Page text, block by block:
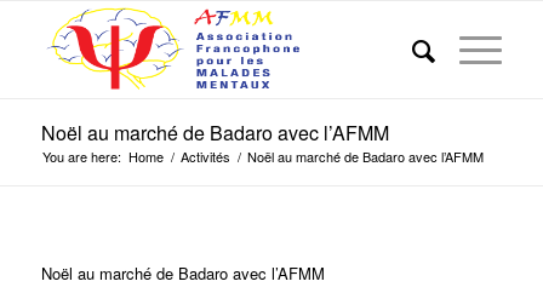
Noël au marché de Badaro avec l’AFMM
You are here: Home / Activités / Noël au marché de Badaro avec l’AFMM
Noël au marché de Badaro avec l’AFMM